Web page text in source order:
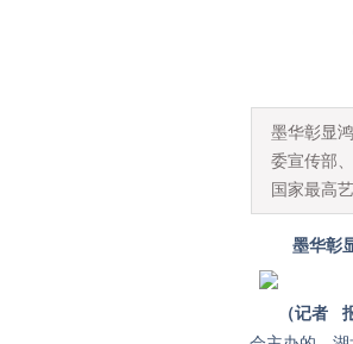
墨华彰显
委宣传部
国家最高
墨华彰
（记者 报